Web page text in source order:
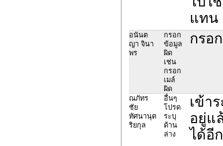
แทน
อนันต
ญา จินา
พร
กรอก
ข้อมูล
ผิด
เช่น
กรอก
เมล์
ผิด
กรอ
ณภัทร
ชัย
ทัศนานุต
ริยกุล
อื่นๆ
โปรด
ระบุ
ด้าน
ล่าง
เข้า
อยู่แ
ได้อีก